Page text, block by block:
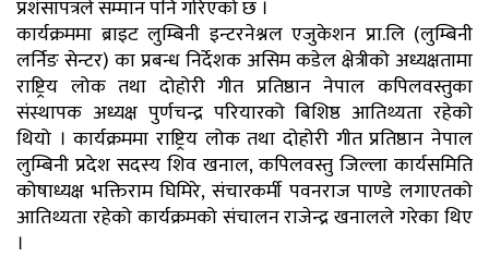
प्रशंसापत्रले सम्मान पनि गरिएको छ ।
कार्यक्रममा ब्राइट लुम्बिनी इन्टरनेश्नल एजुकेशन प्रा.लि (लुम्बिनी
लर्निङ सेन्टर) का प्रबन्ध निर्देशक असिम कडेल क्षेत्रीको अध्यक्षतामा
राष्ट्रिय लोक तथा दोहोरी गीत प्रतिष्ठान नेपाल कपिलवस्तुका
संस्थापक अध्यक्ष पुर्णचन्द्र परियारको बिशिष्ठ आतिथ्यता रहेको
थियो । कार्यक्रममा राष्ट्रिय लोक तथा दोहोरी गीत प्रतिष्ठान नेपाल
लुम्बिनी प्रदेश सदस्य शिव खनाल, कपिलवस्तु जिल्ला कार्यसमिति
कोषाध्यक्ष भक्तिराम घिमिरे, संचारकर्मी पवनराज पाण्डे लगाएतको
आतिथ्यता रहेको कार्यक्रमको संचालन राजेन्द्र खनालले गरेका थिए
।